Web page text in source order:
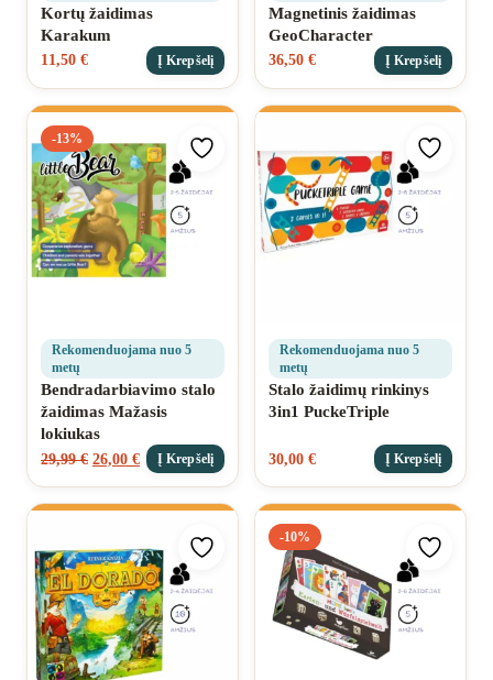
Kortų žaidimas
Karakum
11,50 € Į Krepšelį
Magnetinis žaidimas
GeoCharacter
36,50 € Į Krepšelį
-13%
Pridėti prie mėgstamiausių
Rekomenduojama nuo 5
metų
Bendradarbiavimo stalo
žaidimas Mažasis
lokiukas
29,99€ 26,00 € Į Krepšelį
Pridėti
Rekomenduojama nuo 5
metų
Stalo žaidimų rinkinys
3in1 PuckeTriple
30,00 € Į Krepšelį
Pridėti prie mėgstamiausių
-10%
Pridėti